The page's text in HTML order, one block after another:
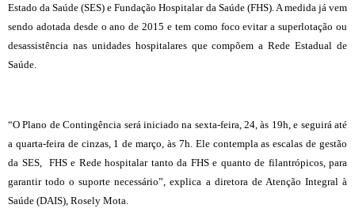
Estado da Saúde (SES) e Fundação Hospitalar da Saúde (FHS). A medida já vem
sendo adotada desde o ano de 2015 e tem como foco evitar a superlotação ou
desassistência nas unidades hospitalares que compõem a Rede Estadual de
Saúde.
“O Plano de Contingência será iniciado na sexta-feira, 24, às 19h, e seguirá até
a quarta-feira de cinzas, 1 de março, às 7h. Ele contempla as escalas de gestão
da SES, FHS e Rede hospitalar tanto da FHS e quanto de filantrópicos, para
garantir todo o suporte necessário”, explica a diretora de Atenção Integral à
Saúde (DAIS), Rosely Mota.